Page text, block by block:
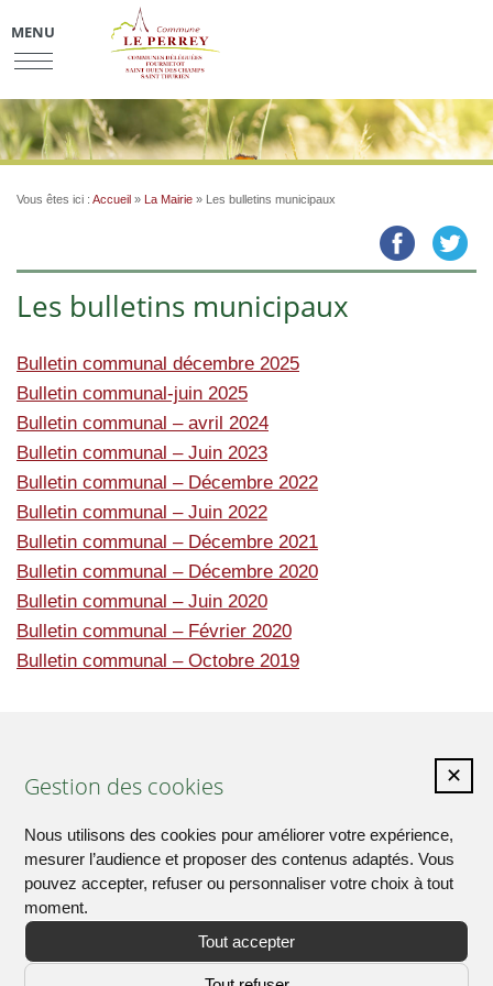
MENU
Vous êtes ici : Accueil » La Mairie » Les bulletins municipaux
Les bulletins municipaux
Bulletin communal décembre 2025
Bulletin communal-juin 2025
Bulletin communal – avril 2024
Bulletin communal – Juin 2023
Bulletin communal – Décembre 2022
Bulletin communal – Juin 2022
Bulletin communal – Décembre 2021
Bulletin communal – Décembre 2020
Bulletin communal – Juin 2020
Bulletin communal – Février 2020
Bulletin communal – Octobre 2019
Mairie Le Perrey
2 Route de la Mairie – Fourmetot -
27500 Le Perrey
Tél. : 02 32 56 70 65
Nous contacter
Gestion des cookies ✕
Nous utilisons des cookies pour améliorer votre expérience,
mesurer l’audience et proposer des contenus adaptés. Vous
pouvez accepter, refuser ou personnaliser votre choix à tout
moment.
Tout accepter